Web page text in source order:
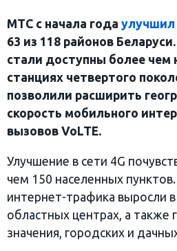
МТС с начала года улучшил
63 из 118 районов
стали доступны более чем
станциях четвертого
позволили расширить
скорость мобильного
вызовов VoLTE.
Улучшение в сети 4G
чем 150 населенных
интернет-трафика выросли
областных центрах, а также
значения, городских и